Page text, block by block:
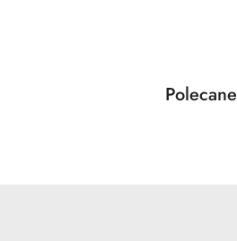
Pomiń karuzelę produktów
Produkty
Polecane